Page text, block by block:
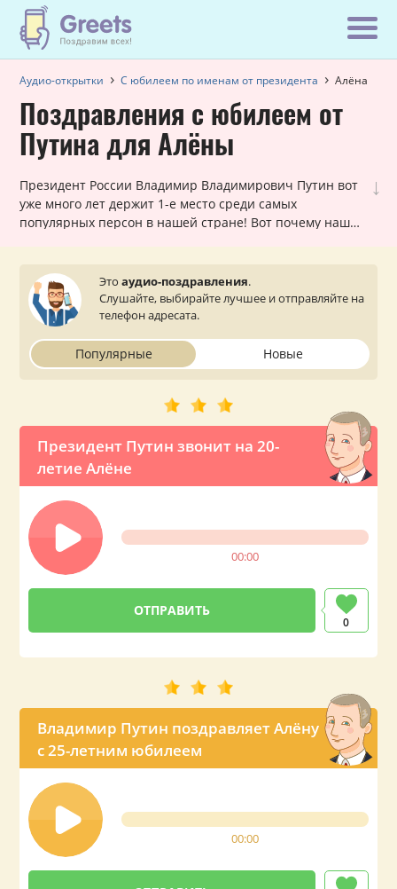
Аудио-открытки С юбилеем по именам от президента Алёна
Поздравления с юбилеем от
Путина для Алёны
↓
Президент России Владимир Владимирович Путин вот
уже много лет держит 1-е место среди самых
популярных персон в нашей стране! Вот почему наши
самых заказываемых именных поздравлений. Они
лично обращаются к каждой женщине и оставляют
очень приятное впечатление. Просто выберите
и звонок от президента поступит на телефон вашей
близкой или знакомой Алёне.
Этоаудио-поздравления.
Слушайте, выбирайте лучшее и отправляйте на
телефон адресата.
Популярные Новые
Президент Путин звонит на 20-
летие Алёне
00:00
0
Владимир Путин поздравляет Алёну
с 25-летним юбилеем
00:00